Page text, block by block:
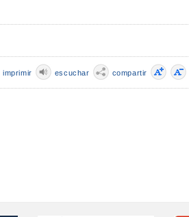
compartir
escuchar
imprimir